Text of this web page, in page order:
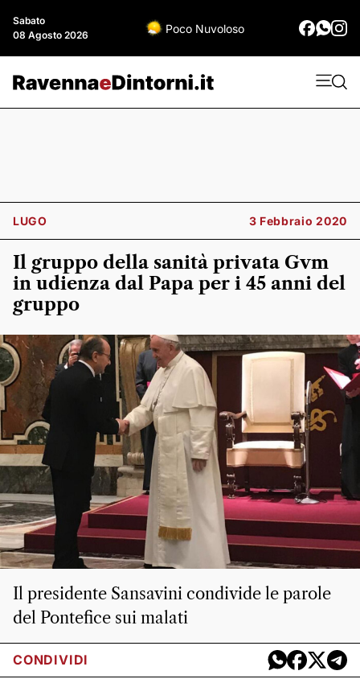
Sabato
08 Agosto 2026
Poco Nuvoloso
LUGO 3 Febbraio 2020
Il gruppo della sanità privata Gvm
in udienza dal Papa per i 45 anni del
gruppo
Il presidente Sansavini condivide le parole
del Pontefice sui malati
CONDIVIDI